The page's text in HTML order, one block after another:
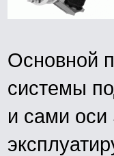
Основной
системы
и сами оси